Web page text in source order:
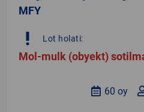
MFY
priority_high Lot holati:
Mol-mulk (obyekt)
60 oy